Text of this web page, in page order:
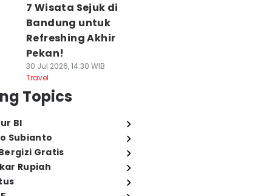
7 Wisata Sejuk di
Bandung untuk
Refreshing Akhir
Pekan!
30 Jul 2026, 14:30 WIB
Travel
Topics
BI
Subianto
Gratis
Rupiah